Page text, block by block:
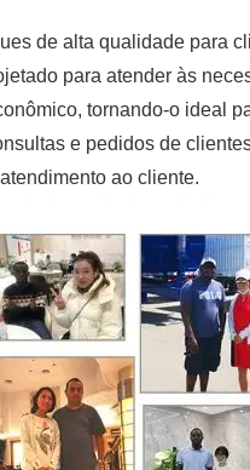
de alta qualidade para
para atender às
tornando-o ideal
e pedidos de
ao cliente.